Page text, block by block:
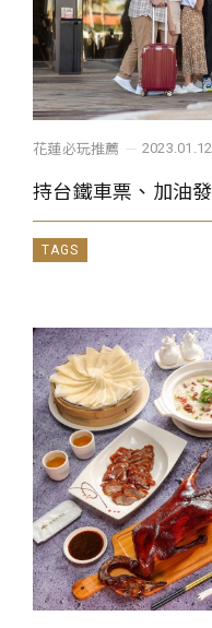
花蓮必玩推薦 2023.01.12